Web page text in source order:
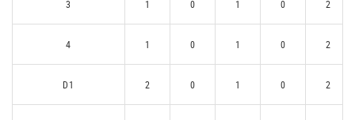
3 1 0 1 0 2
4 1 0 1 0 2
D1 2 0 1 0 2